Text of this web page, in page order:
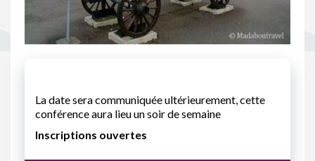
La date sera communiquée ultérieurement, cette
conférence aura lieu un soir de semaine
Inscriptions ouvertes